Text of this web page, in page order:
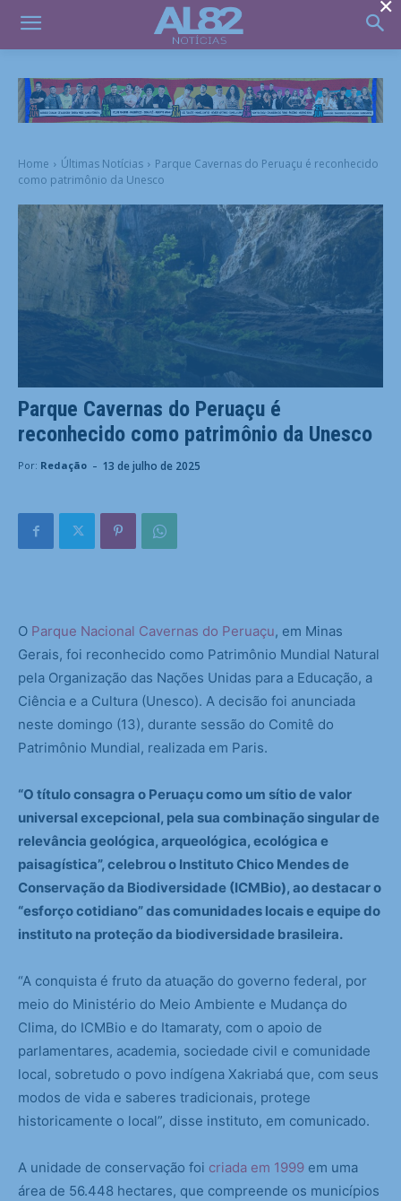
Home Últimas Notícias
Parque Cavernas do Peruaçu é reconhecido
como patrimônio da Unesco
Parque Cavernas do Peruaçu é
reconhecido como patrimônio da Unesco
Por: Redação - 13 de julho de 2025
O Parque Nacional Cavernas do Peruaçu, em Minas
Gerais, foi reconhecido como Patrimônio Mundial Natural
pela Organização das Nações Unidas para a Educação, a
Ciência e a Cultura (Unesco). A decisão foi anunciada
neste domingo (13), durante sessão do Comitê do
Patrimônio Mundial, realizada em Paris.
“O título consagra o Peruaçu como um sítio de valor
universal excepcional, pela sua combinação singular de
relevância geológica, arqueológica, ecológica e
paisagística”, celebrou o Instituto Chico Mendes de
Conservação da Biodiversidade (ICMBio), ao destacar o
“esforço cotidiano” das comunidades locais e equipe do
instituto na proteção da biodiversidade brasileira.
“A conquista é fruto da atuação do governo federal, por
meio do Ministério do Meio Ambiente e Mudança do
Clima, do ICMBio e do Itamaraty, com o apoio de
parlamentares, academia, sociedade civil e comunidade
local, sobretudo o povo indígena Xakriabá que, com seus
modos de vida e saberes tradicionais, protege
historicamente o local”, disse instituto, em comunicado.
A unidade de conservação foi criada em 1999 em uma
área de 56.448 hectares, que compreende os municípios